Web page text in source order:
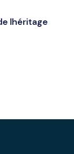
lhéritage